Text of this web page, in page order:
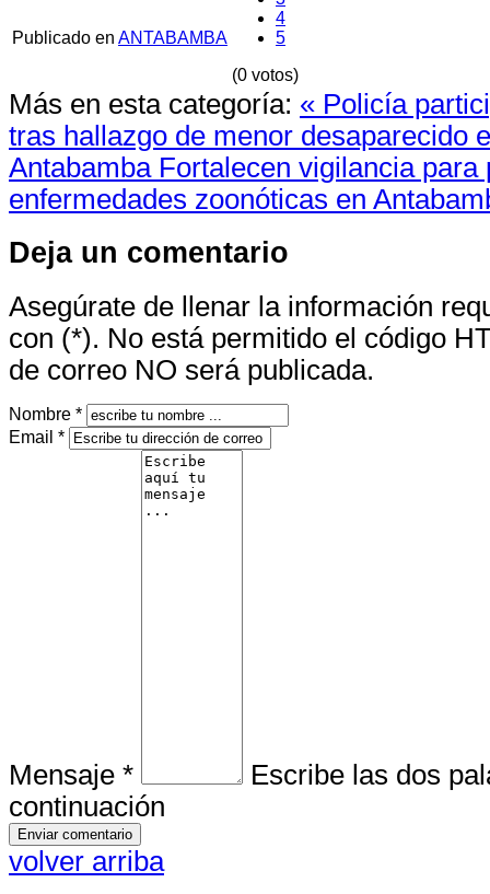
4
5
(0 votos)
Publicado en ANTABAMBA
Más en esta categoría: « Policía
tras hallazgo de menor desaparecido
Antabamba Fortalecen vigilancia para
enfermedades zoonóticas en
Deja un comentario
Asegúrate de llenar la información
con (*). No está permitido el código
de correo NO será publicada.
Nombre *
Email *
Mensaje *
Escribe las dos
continuación
volver arriba